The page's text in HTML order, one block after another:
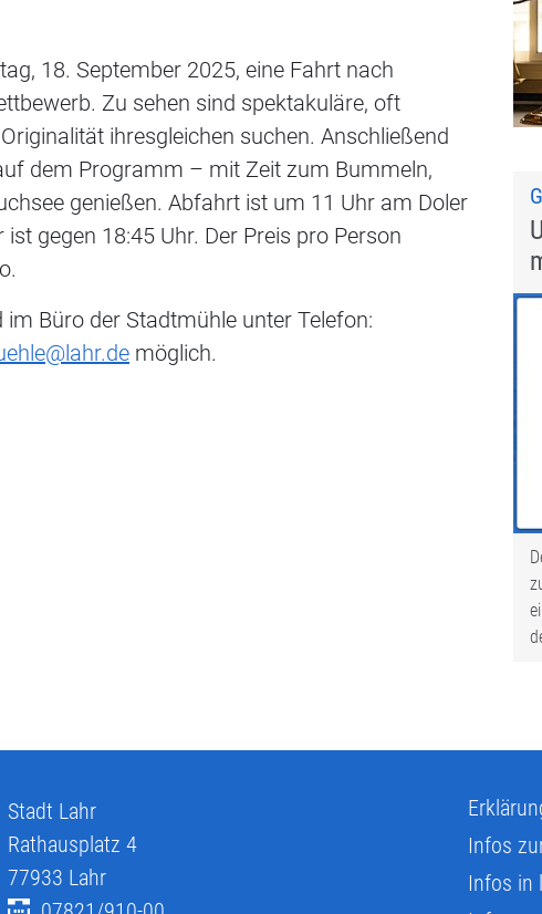
18. September 2025, eine Fahrt nach
Zu sehen sind spektakuläre, oft
ihresgleichen suchen. Anschließend
dem Programm – mit Zeit zum Bummeln,
genießen. Abfahrt ist um 11 Uhr am Doler
gegen 18:45 Uhr. Der Preis pro Person
Büro der Stadtmühle unter Telefon:
möglich.
Stadt Lahr
Rathausplatz 4
77933 Lahr
Infos
Infos in